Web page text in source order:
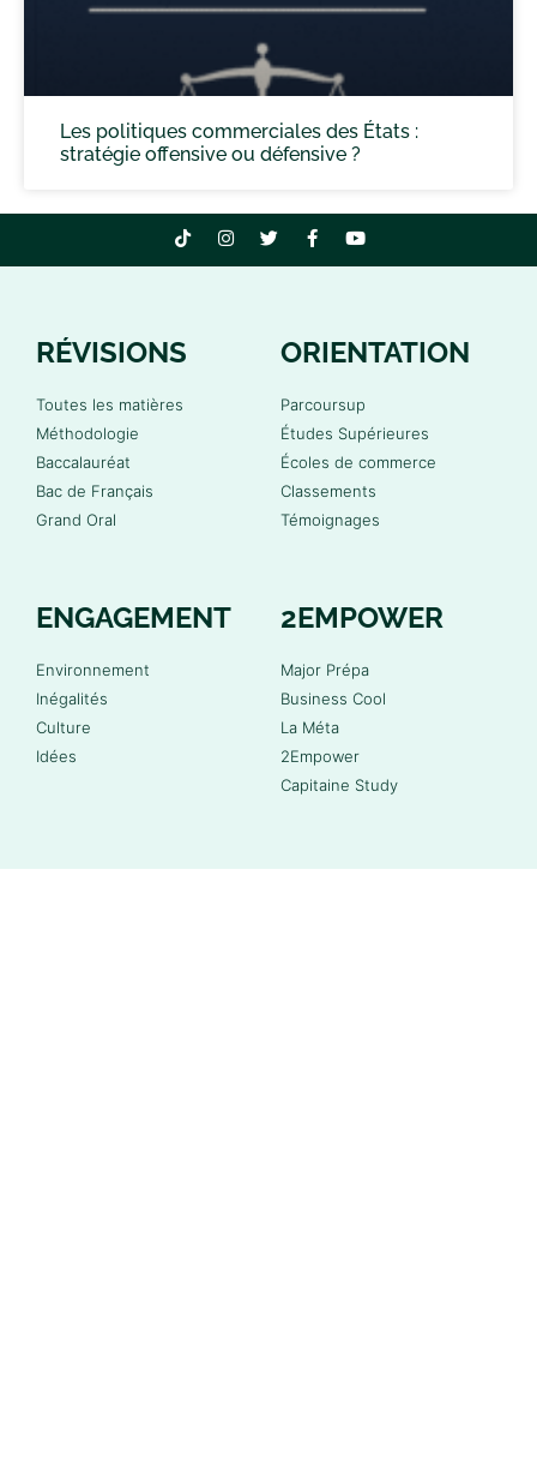
Les politiques commerciales des États :
stratégie offensive ou défensive ?
RÉVISIONS
Toutes les matières
Méthodologie
Baccalauréat
Bac de Français
Grand Oral
ORIENTATION
Parcoursup
Études Supérieures
Écoles de commerce
Classements
Témoignages
ENGAGEMENT
Environnement
Inégalités
Culture
Idées
2EMPOWER
Major Prépa
Business Cool
La Méta
2Empower
Capitaine Study